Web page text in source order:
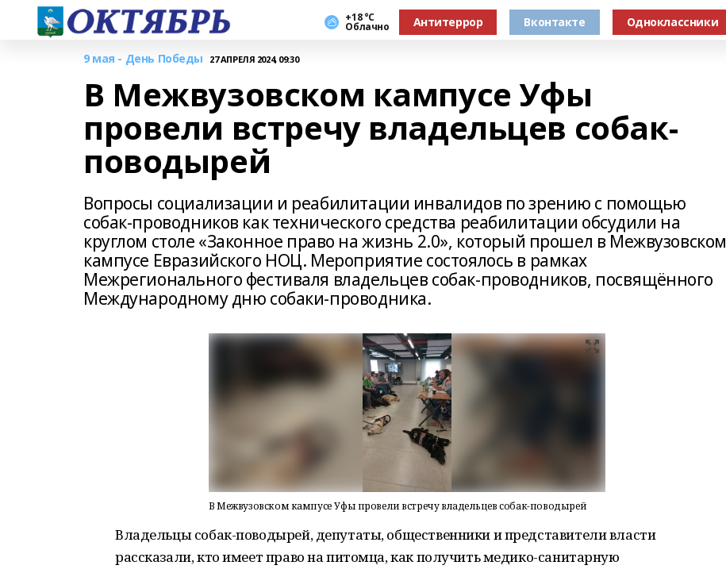
+18 °С
Облачно Антитеррор Вконтакте Одноклассники
9 мая - День Победы 27 АПРЕЛЯ 2024, 09:30
В Межвузовском кампусе Уфы
провели встречу владельцев собак-
поводырей
Вопросы социализации и реабилитации инвалидов по зрению с помощью
собак-проводников как технического средства реабилитации обсудили на
круглом столе «Законное право на жизнь 2.0», который прошел в Межвузовском
кампусе Евразийского НОЦ. Мероприятие состоялось в рамках
Межрегионального фестиваля владельцев собак-проводников, посвящённого
Международному дню собаки-проводника.
В Межвузовском кампусе Уфы провели встречу владельцев собак-поводырей
Владельцы собак-поводырей, депутаты, общественники и представители власти
рассказали, кто имеет право на питомца, как получить медико-санитарную